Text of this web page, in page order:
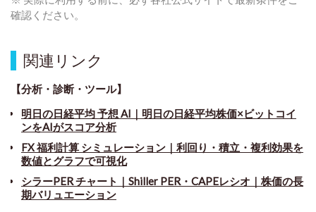
確認ください。
関連リンク
【分析・診断・ツール】
明日の日経平均 予想 AI｜明日の日経平均株価×ビットコイ
ンをAIがスコア分析
FX 福利計算 シミュレーション｜利回り・積立・複利効果を
数値とグラフで可視化
シラーPER チャート ｜ Shiller PER・CAPEレシオ｜株価の長
期バリュエーション